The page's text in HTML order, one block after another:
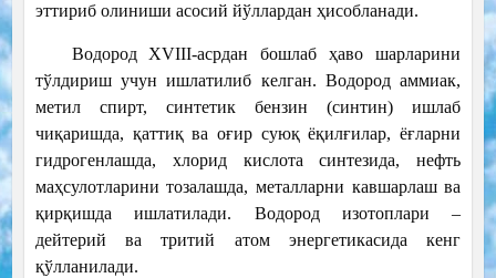
эттириб олиниши асосий йўллардан ҳисобланади.
Водород XVIII-асрдан бошлаб ҳаво шарларини
тўлдириш учун ишлатилиб келган. Водород аммиак,
метил спирт, синтетик бензин (синтин) ишлаб
чиқаришда, қаттиқ ва оғир суюқ ёқилғилар, ёғларни
гидрогенлашда, хлорид кислота синтезида, нефть
маҳсулотларини тозалашда, металларни кавшарлаш ва
қирқишда ишлатилади. Водород изотоплари –
дейтерий ва тритий атом энергетикасида кенг
қўлланилади.